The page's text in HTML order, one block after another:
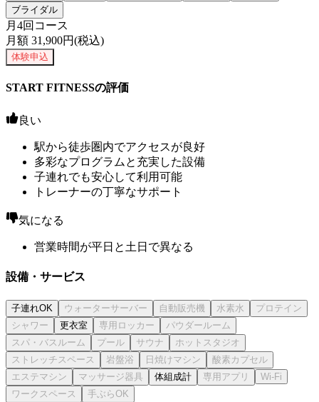
ブライダル
月4回コース
月額 31,900円(税込)
体験申込
START FITNESSの評価
良い
駅から徒歩圏内でアクセスが良好
多彩なプログラムと充実した設備
子連れでも安心して利用可能
トレーナーの丁寧なサポート
気になる
営業時間が平日と土日で異なる
設備・サービス
子連れOK
更衣室
体組成計